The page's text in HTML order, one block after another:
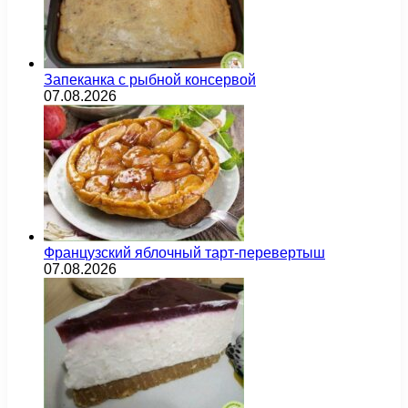
Запеканка с рыбной консервой
07.08.2026
Французский яблочный тарт-перевертыш
07.08.2026